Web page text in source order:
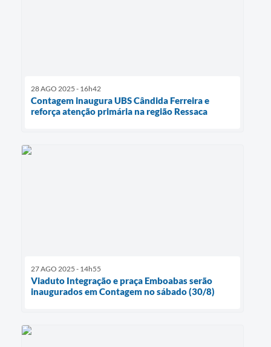
28 AGO 2025 - 16h42
Contagem inaugura UBS Cândida Ferreira e
reforça atenção primária na região Ressaca
27 AGO 2025 - 14h55
Viaduto Integração e praça Emboabas serão
inaugurados em Contagem no sábado (30/8)